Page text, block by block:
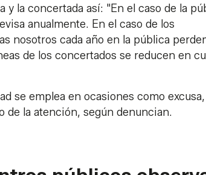
la concertada así: "En el caso de la
anualmente. En el caso de los
nosotros cada año en la pública
de los concertados se reducen en
se emplea en ocasiones como
de la atención, según denuncian.